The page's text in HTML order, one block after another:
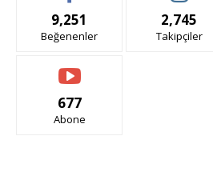
9,251
Beğenenler
2,745
Takipçiler
677
Abone